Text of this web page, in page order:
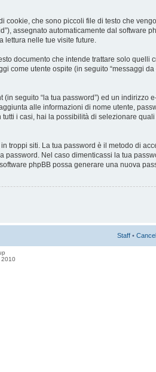
che sono piccoli file di testo che
assegnato automaticamente dal software
lettura nelle tue visite future.
documento che intende trattare solo quelli
utente ospite (in seguito “messaggi da
seguito “la tua password”) ed un indirizzo
alle informazioni di nome utente,
tutti i casi, hai la possibilità di selezionare
siti. La tua password è il metodo di
Nel caso dimenticassi la tua
phpBB possa generare una nuova
Staff •